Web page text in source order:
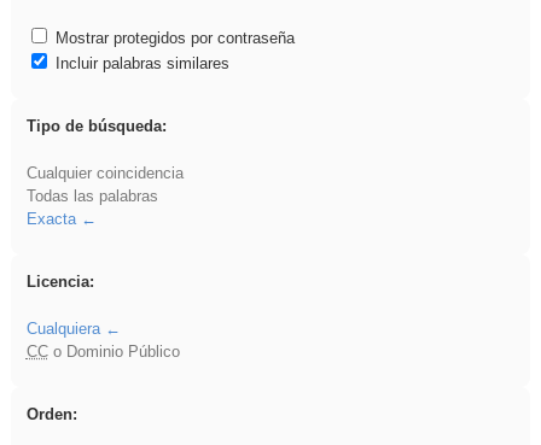
Mostrar protegidos por contraseña
Incluir palabras similares
Tipo de búsqueda:
Cualquier coincidencia
Todas las palabras
Exacta
Licencia:
Cualquiera
CCo Dominio Público
Orden: